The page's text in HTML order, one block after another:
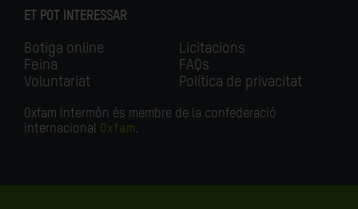
ET POT INTERESSAR
Botiga online
Feina
Voluntariat
Licitacions
FAQs
Política de privacitat
Oxfam Intermón és membre de la confederació
internacional Oxfam.